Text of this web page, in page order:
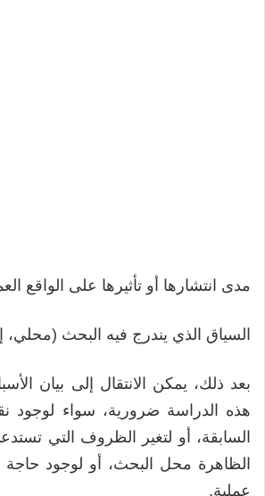
مدى انتشارها أو تأثيرها على الواقع
السياق الذي يندرج فيه البحث (محلي،
بعد ذلك، يمكن الانتقال إلى بيان
هذه الدراسة ضرورية، سواء لوجود
السابقة، أو لتغير الظروف التي
الظاهرة محل البحث، أو لوجود
عملية.